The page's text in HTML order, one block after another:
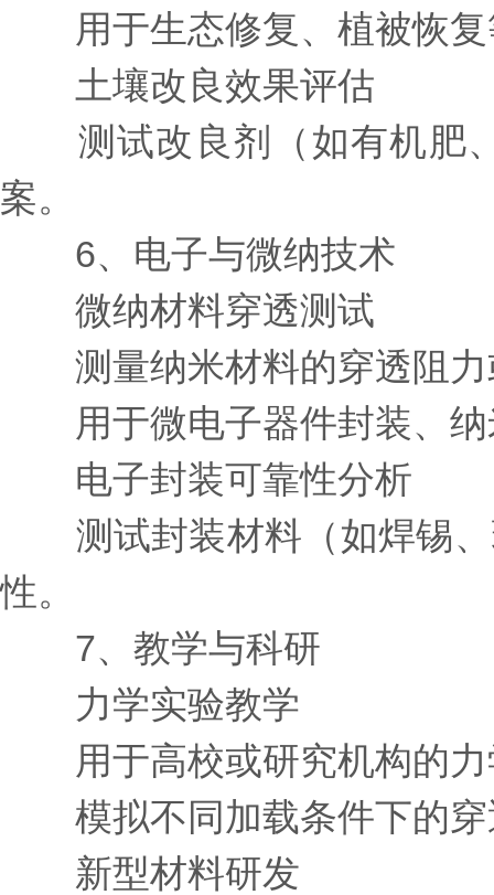
用于生态修复、植被恢复
土壤改良效果评估
测试改良剂（如有机肥、
案。
6、电子与微纳技术
微纳材料穿透测试
测量纳米材料的穿透阻力
用于微电子器件封装、纳
电子封装可靠性分析
测试封装材料（如焊锡、
性。
7、教学与科研
力学实验教学
用于高校或研究机构的力
模拟不同加载条件下的穿
新型材料研发